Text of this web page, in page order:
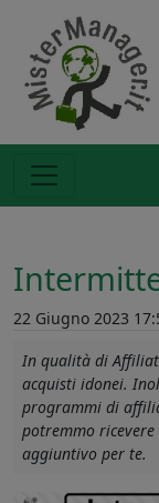
22 Giugno 2023
In qualità di
acquisti idonei.
programmi di
potremmo ricevere
aggiuntivo per te.